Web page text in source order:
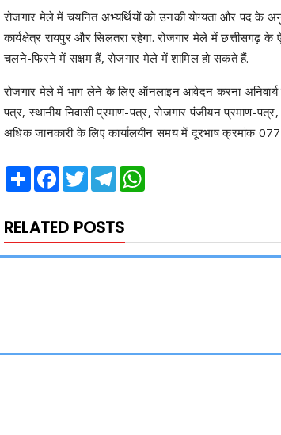
रोजगार मेले में चयनित अभ्यर्थियों को उनकी योग्यता और पद के
कार्यक्षेत्र रायपुर और सिलतरा रहेगा. रोजगार मेले में
चलने-फिरने में सक्षम हैं, रोजगार मेले में शामिल हो सकते हैं.
रोजगार मेले में भाग लेने के लिए ऑनलाइन आवेदन करना अनिवार्य
पत्र, स्थानीय निवासी प्रमाण-पत्र, रोजगार पंजीयन प्रमाण-
अधिक जानकारी के लिए कार्यालयीन समय में दूरभाष क्रमांक
Share Facebook
Twitter Telegram
RELATED POSTS